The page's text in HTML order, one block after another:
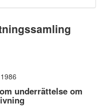
underrättelse om